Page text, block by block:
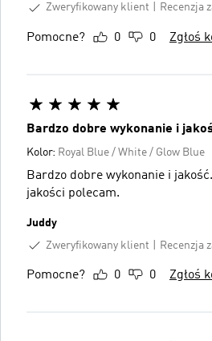
Zweryfikowany klient
Recenzja
Pomocne? 0 0 Zgłoś
Bardzo dobre wykonanie i
Kolor: Royal Blue / White / Glow Blue
Bardzo dobre wykonanie i jakość. Materiał najwyższej
jakości polecam.
Juddy
Zweryfikowany klient
Recenzja
Pomocne? 0 0 Zgłoś